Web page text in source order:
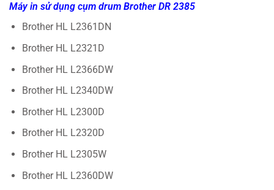
Máy in sử dụng cụm drum Brother DR 2385
Brother HL L2361DN
Brother HL L2321D
Brother HL L2366DW
Brother HL L2340DW
Brother HL L2300D
Brother HL L2320D
Brother HL L2305W
Brother HL L2360DW